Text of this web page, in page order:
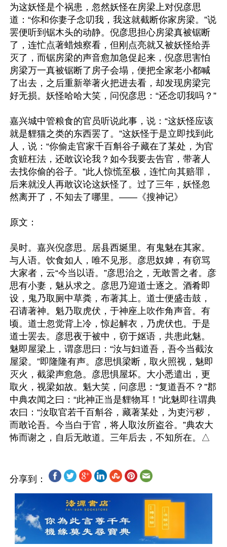
为这妖怪是个祸患，忽然妖怪在房梁上对倪彦思
道：“你和你妻子念叨我，我这就截断你家房梁。”说
罢便听到锯木头的动静。倪彦思担心房梁真被锯断
了，连忙点著蜡烛察看，但刚点亮就又被妖怪给弄
灭了，而锯房梁的声音愈加急促起来，倪彦思害怕
房梁万一真被锯断了房子会塌，便把全家老小都喊
了出去，之后重新举著火把进去看，却发现房梁完
好无损。妖怪哈哈大笑，问倪彦思：“还念叨我吗？”
嘉兴城中管粮食的官员听说此事，说：“这妖怪应该
就是貍猫之类的东西罢了。”这妖怪于是立即找到此
人，说：“你偷走官家千百斛谷子藏在了某处，为官
贪赃枉法，还敢议论我？如今我要去告官，带著人
去找你偷的谷子。”此人惊慌至极，连忙向其赔罪，
后来就没人再敢议论这妖怪了。过了三年，妖怪忽
然离开了，不知去了哪里。——《搜神记》
原文：
吴时。嘉兴倪彦思。居县西埏里。有鬼魅在其家。
与人语。饮食如人，唯不见形。彦思奴婢，有窃骂
大家者，云“今当以语。”彦思治之，无敢詈之者。彦
思有小妻，魅从求之。彦思乃迎道士逐之。酒肴即
设，鬼乃取厕中草粪，布著其上。道士便盛击鼓，
召请著神。魁乃取虎伏，于神座上吹作角声音。有
顷。道士忽觉背上冷，惊起解衣，乃虎伏也。于是
道士罢去。彦思夜于被中，窃于妪语，共患此魅。
魅即屋梁上，谓彦思曰：“汝与妇道吾，吾今当截汝
屋梁。”即隆隆有声。彦思惧梁断，取火照视，魅即
灭火，截梁声愈急。彦思惧屋坏。大小悉遣出，更
取火，视梁如故。魁大笑，问彦思：“复道吾不？”郡
中典农闻之曰：“此神正当是貍物耳！”此魅即往谓典
农曰：“汝取官若千百斛谷，藏著某处，为吏污秽，
而敢论吾。今当白于官，将人取汝所盗谷。”典农大
分享到：